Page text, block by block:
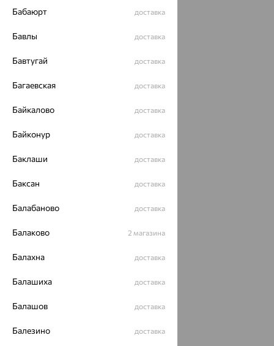
Бабаюрт доставка
Бавлы доставка
Бавтугай доставка
Багаевская доставка
Байкалово доставка
Байконур доставка
Баклаши доставка
Баксан доставка
Балабаново доставка
Балаково 2 магазина
Балахна доставка
Балашиха доставка
Балашов доставка
Балезино доставка